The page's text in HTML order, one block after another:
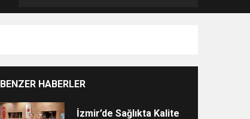
BENZER HABERLER
İzmir’de Sağlıkta Kalite